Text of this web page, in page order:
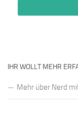
IHR WOLLT MEHR
Mehr über Nerd